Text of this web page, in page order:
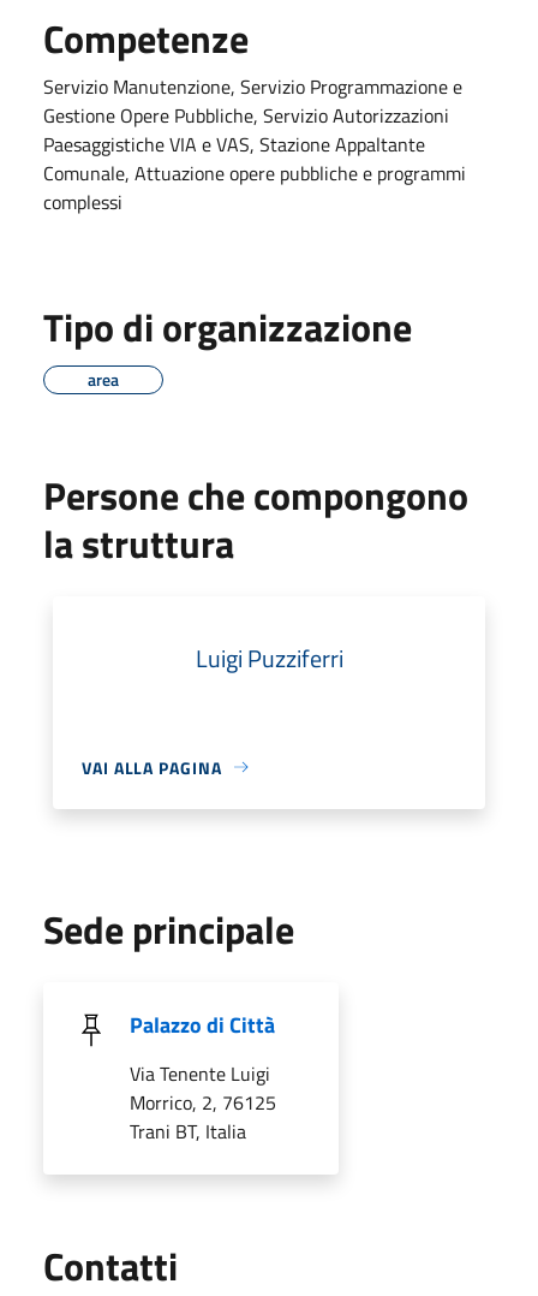
Competenze
Servizio Manutenzione, Servizio Programmazione e
Gestione Opere Pubbliche, Servizio Autorizzazioni
Paesaggistiche VIA e VAS, Stazione Appaltante
Comunale, Attuazione opere pubbliche e programmi
complessi
Tipo di organizzazione
area
Persone che compongono
la struttura
Luigi Puzziferri
VAI ALLA PAGINA
Sede principale
Palazzo di Città
Via Tenente Luigi
Morrico, 2, 76125
Trani BT, Italia
Contatti